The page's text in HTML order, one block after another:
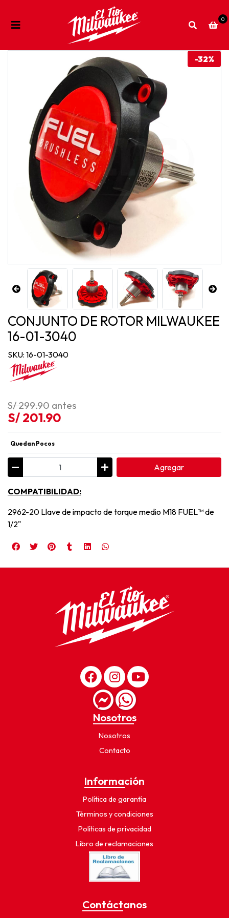
0
-32%
CONJUNTO DE ROTOR MILWAUKEE
16-01-3040
SKU: 16-01-3040
S/ 299.90 antes
S/ 201.90
Quedan Pocos
Agregar
COMPATIBILIDAD:
2962-20 Llave de impacto de torque medio M18 FUEL™ de
1/2"
Nosotros
Nosotros
Contacto
Información
Política de garantía
Términos y condiciones
Políticas de privacidad
Libro de reclamaciones
Contáctanos